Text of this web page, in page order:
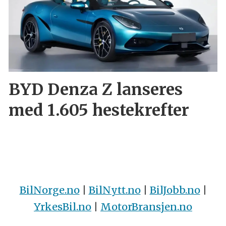
BYD Denza Z lanseres
med 1.605 hestekrefter
BilNorge.no| BilNytt.no| BilJobb.no|
YrkesBil.no | MotorBransjen.no